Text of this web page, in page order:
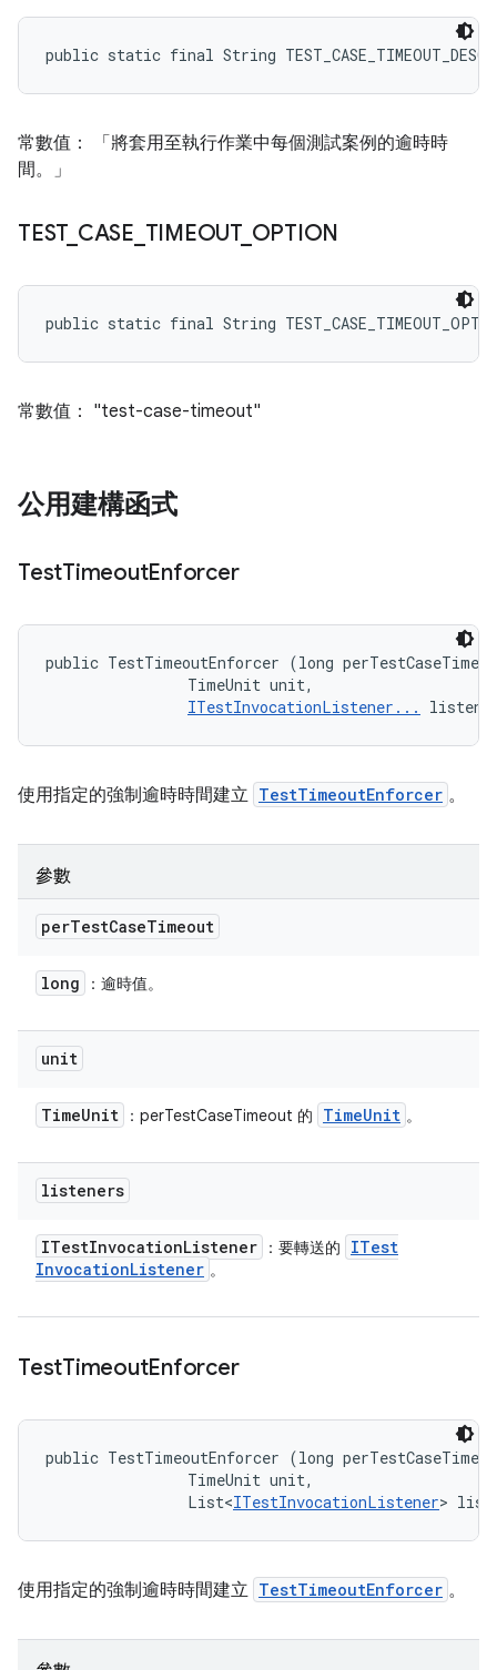
public static final String
常數值： 「將套用至執行作業中每個測試案例的逾時時
間。」
TEST_ CASE TIMEOUT_ OPTION
public static final String
常數值： "test-case-timeout"
公用建構函式
TestTimeoutEnforcer
public TestTimeoutEnforcer (long
                TimeUnit unit,
ITestInvocationListener...
使用指定的強制逾時時間建立 TestTimeoutEnforcer 。
參數
perTestCaseTimeout
long ：逾時值。
unit
TimeUnit ：perTestCaseTimeout 的 TimeUnit 。
listeners
ITestInvocationListener ：要轉送的
ITest
InvocationListener 。
TestTimeoutEnforcer
public TestTimeoutEnforcer (long
                TimeUnit unit,
                List<
ITestInvocationListener>
使用指定的強制逾時時間建立 TestTimeoutEnforcer 。